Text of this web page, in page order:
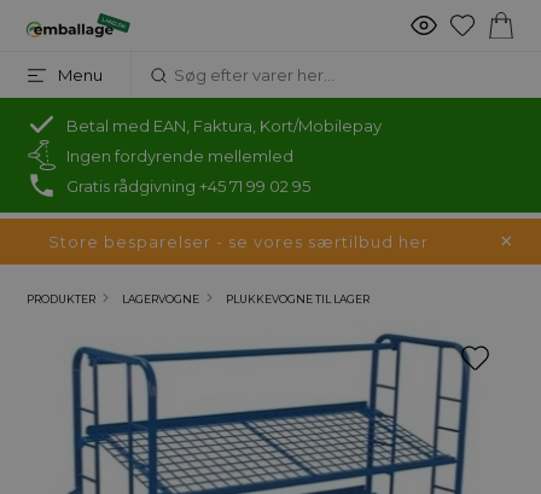
Menu
Betal med EAN, Faktura, Kort/Mobilepay
Ingen fordyrende mellemled
Gratis rådgivning +45 71 99 02 95
Store besparelser - se vores særtilbud her
PRODUKTER LAGERVOGNE PLUKKEVOGNE TIL LAGER